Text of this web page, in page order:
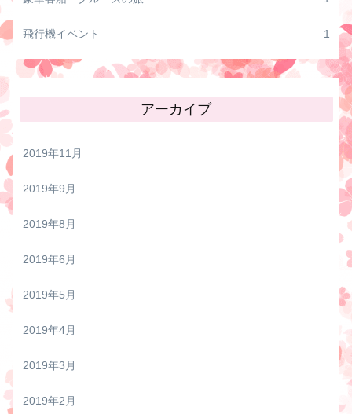
飛行機イベント 1
アーカイブ
2019年11月
2019年9月
2019年8月
2019年6月
2019年5月
2019年4月
2019年3月
2019年2月